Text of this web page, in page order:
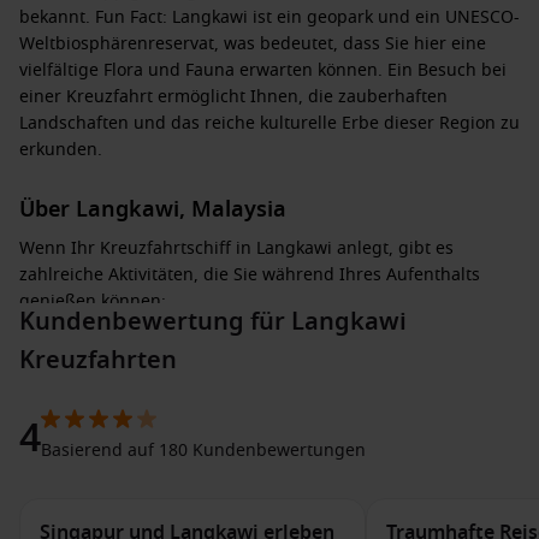
bekannt. Fun Fact: Langkawi ist ein geopark und ein UNESCO-
Weltbiosphärenreservat, was bedeutet, dass Sie hier eine
vielfältige Flora und Fauna erwarten können. Ein Besuch bei
einer Kreuzfahrt ermöglicht Ihnen, die zauberhaften
Landschaften und das reiche kulturelle Erbe dieser Region zu
erkunden.
Über Langkawi, Malaysia
Wenn Ihr Kreuzfahrtschiff in Langkawi anlegt, gibt es
zahlreiche Aktivitäten, die Sie während Ihres Aufenthalts
genießen können:
Besuch des Langkawi Sky Bridge
die malaysische Küste, während Sie über diese
beeindruckende Hängebrücke schlendern.
Sonne zu genießen und im klaren Wasser zu schwimmen.
Kundenbewertung für Langkawi
Kreuzfahrten
4Basierend auf 180 Kundenbewertungen
Singapur und Langkawi erleben Traumhafte